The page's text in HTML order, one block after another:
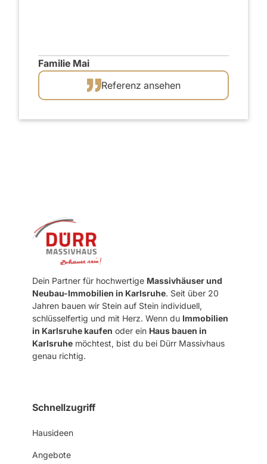
Familie Mai
Referenz ansehen
Dein Partner für hochwertige Massivhäuser und
Neubau-Immobilien in Karlsruhe. Seit über 20
Jahren bauen wir Stein auf Stein individuell,
schlüsselfertig und mit Herz. Wenn du Immobilien
in Karlsruhe kaufen oder ein Haus bauen in
Karlsruhe möchtest, bist du bei Dürr Massivhaus
genau richtig.
Schnellzugriff
Hausideen
Angebote